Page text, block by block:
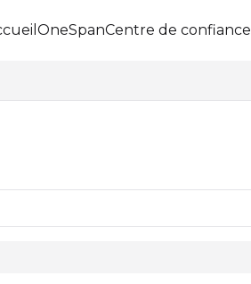
OneSpanCentre de confiance